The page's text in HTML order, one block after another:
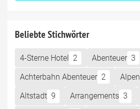
Beliebte Stichwörter
4-Sterne Hotel 2 Abenteuer 3
Achterbahn Abenteuer 2 Alpen
Altstadt 9 Arrangements 3